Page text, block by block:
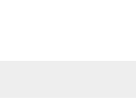
難波まで乗り換